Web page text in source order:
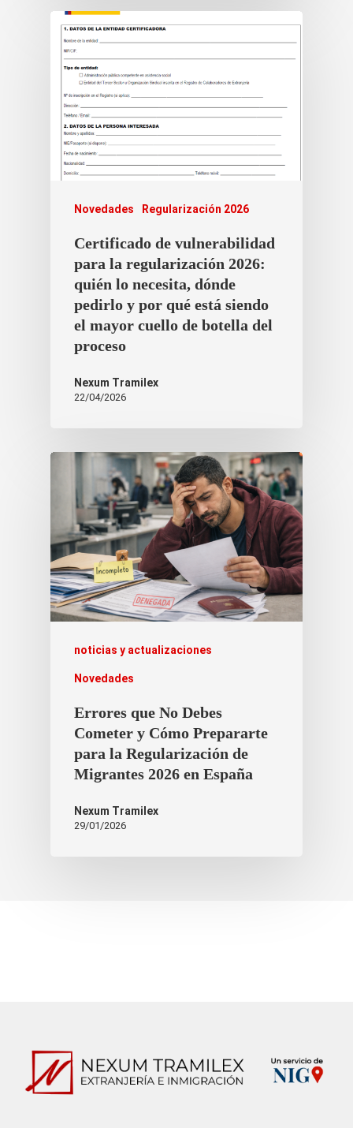
Novedades Regularización 2026
Certificado de vulnerabilidad
para la regularización 2026:
quién lo necesita, dónde
pedirlo y por qué está siendo
el mayor cuello de botella del
proceso
Nexum Tramilex
22/04/2026
noticias y actualizaciones
Novedades
Errores que No Debes
Cometer y Cómo Prepararte
para la Regularización de
Migrantes 2026 en España
Nexum Tramilex
29/01/2026